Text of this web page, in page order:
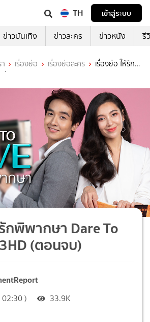
TH
เข้าสู่ระบบ
ข่าวบันเทิง ข่าวละคร ข่าวหนัง รี
เรื่องย่อ เรื่องย่อละคร
เรื่องย่อ ให้รัก
อง 3HD (ตอนจบ)
กพิพากษา Dare To
(ตอนจบ)
) 33.9K